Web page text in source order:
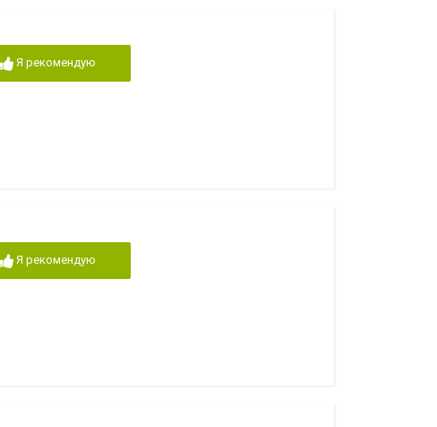
Я рекомендую
Я рекомендую